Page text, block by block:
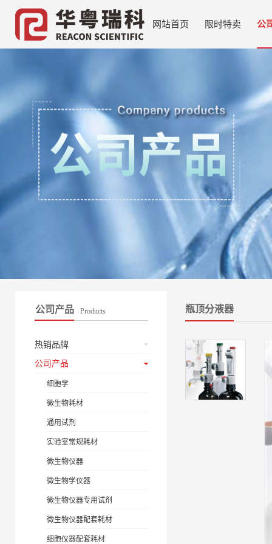
网站首页 限时特卖 公
公司产品 Products
热销品牌
公司产品
细胞学
微生物耗材
通用试剂
实验室常规耗材
微生物仪器
微生物学仪器
微生物仪器专用试剂
微生物仪器配套耗材
细胞仪器配套耗材
瓶顶分液器